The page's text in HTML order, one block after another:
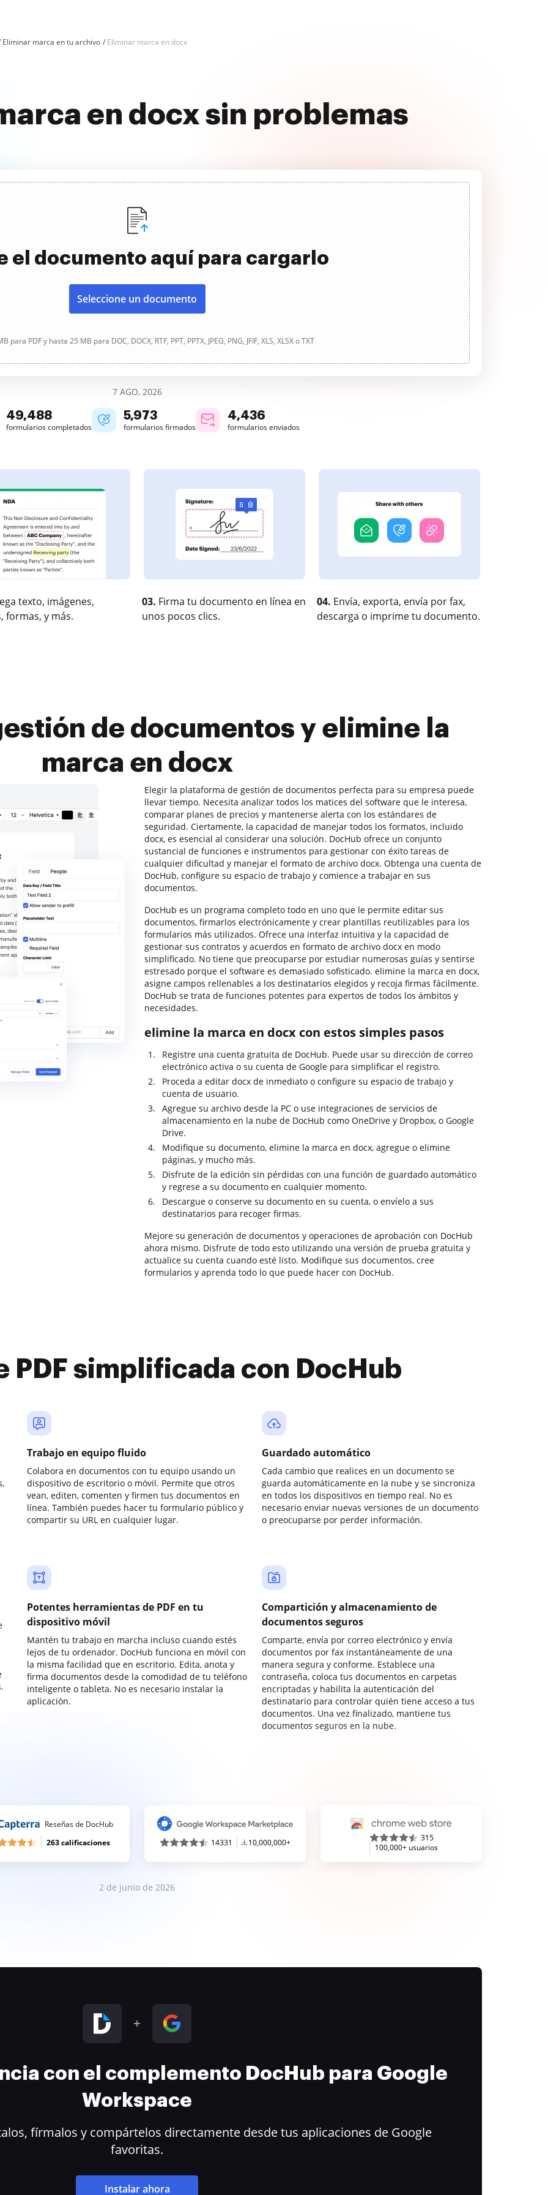
Eliminar marca en tu archivo Eliminar marca en docx
en docx sin problemas
el documento aquí para cargarlo
Seleccione un documento
para PDF y hasta 25 MB para DOC, DOCX, RTF, PPT, PPTX, JPEG, PNG, JFIF, XLS, XLSX o TXT
7 AGO, 2026
49,489
formularios completados
5,973
formularios firmados
4,436
formularios enviados
texto, imágenes,
formas, y más.
03. Firma tu documento en línea en
unos pocos clics.
04. Envía, exporta, envía por fax,
descarga o imprime tu documento.
de documentos y elimine la
marca en docx
Elegir la plataforma de gestión de documentos perfecta para su empresa puede
llevar tiempo. Necesita analizar todos los matices del software que le interesa,
comparar planes de precios y mantenerse alerta con los estándares de
seguridad. Ciertamente, la capacidad de manejar todos los formatos, incluido
docx, es esencial al considerar una solución. DocHub ofrece un conjunto
sustancial de funciones e instrumentos para gestionar con éxito tareas de
cualquier dificultad y manejar el formato de archivo docx. Obtenga una cuenta de
DocHub, configure su espacio de trabajo y comience a trabajar en sus
documentos.
DocHub es un programa completo todo en uno que le permite editar sus
documentos, firmarlos electrónicamente y crear plantillas reutilizables para los
formularios más utilizados. Ofrece una interfaz intuitiva y la capacidad de
gestionar sus contratos y acuerdos en formato de archivo docx en modo
simplificado. No tiene que preocuparse por estudiar numerosas guías y sentirse
estresado porque el software es demasiado sofisticado. elimine la marca en docx,
asigne campos rellenables a los destinatarios elegidos y recoja firmas fácilmente.
DocHub se trata de funciones potentes para expertos de todos los ámbitos y
necesidades.
elimine la marca en docx con estos simples pasos
Registre una cuenta gratuita de DocHub. Puede usar su dirección de correo
electrónico activa o su cuenta de Google para simplificar el registro.
Proceda a editar docx de inmediato o configure su espacio de trabajo y
cuenta de usuario.
Agregue su archivo desde la PC o use integraciones de servicios de
almacenamiento en la nube de DocHub como OneDrive y Dropbox, o Google
Drive.
Modifique su documento, elimine la marca en docx, agregue o elimine
páginas, y mucho más.
Disfrute de la edición sin pérdidas con una función de guardado automático
y regrese a su documento en cualquier momento.
Descargue o conserve su documento en su cuenta, o envíelo a sus
destinatarios para recoger firmas.
Mejore su generación de documentos y operaciones de aprobación con DocHub
ahora mismo. Disfrute de todo esto utilizando una versión de prueba gratuita y
actualice su cuenta cuando esté listo. Modifique sus documentos, cree
formularios y aprenda todo lo que puede hacer con DocHub.
PDF simplificada con DocHub
Trabajo en equipo fluido
Colabora en documentos con tu equipo usando un
dispositivo de escritorio o móvil. Permite que otros
vean, editen, comenten y firmen tus documentos en
línea. También puedes hacer tu formulario público y
compartir su URL en cualquier lugar.
Guardado automático
Cada cambio que realices en un documento se
guarda automáticamente en la nube y se sincroniza
en todos los dispositivos en tiempo real. No es
necesario enviar nuevas versiones de un documento
o preocuparse por perder información.
Potentes herramientas de PDF en tu
dispositivo móvil
Mantén tu trabajo en marcha incluso cuando estés
lejos de tu ordenador. DocHub funciona en móvil con
la misma facilidad que en escritorio. Edita, anota y
firma documentos desde la comodidad de tu teléfono
inteligente o tableta. No es necesario instalar la
aplicación.
Compartición y almacenamiento de
documentos seguros
Comparte, envía por correo electrónico y envía
documentos por fax instantáneamente de una
manera segura y conforme. Establece una
contraseña, coloca tus documentos en carpetas
encriptadas y habilita la autenticación del
destinatario para controlar quién tiene acceso a tus
documentos. Una vez finalizado, mantiene tus
documentos seguros en la nube.
Reseñas de DocHub
263 calificaciones
14331 10,000,000+
315
100,000+ usuarios
2 de junio de 2026
con el complemento DocHub para Google
Workspace
fírmalos y compártelos directamente desde tus aplicaciones de Google
favoritas.
Instalar ahora